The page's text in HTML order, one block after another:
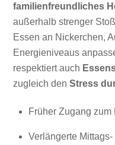
familienfreundliches
außerhalb strenger
Essen an Nickerchen,
Energieniveaus
respektiert auch
zugleich denStress
Früher Zugang
Verlängerte